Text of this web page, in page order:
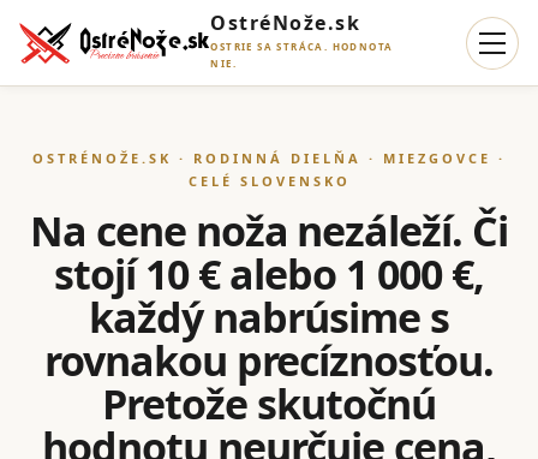
OstréNože.sk
OSTRIE SA STRÁCA. HODNOTA
NIE.
OSTRÉNOŽE.SK · RODINNÁ DIELŇA · MIEZGOVCE ·
CELÉ SLOVENSKO
Na cene noža nezáleží. Či
stojí 10 € alebo 1 000 €,
každý nabrúsime s
rovnakou precíznosťou.
Pretože skutočnú
hodnotu neurčuje cena,